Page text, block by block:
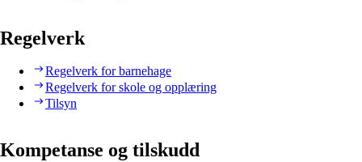
Regelverk
Regelverk for barnehage
Regelverk for skole og opplæring
Tilsyn
Kompetanse og tilskudd